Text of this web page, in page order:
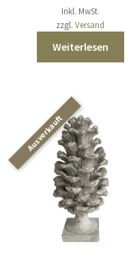
Riviera Maison
Vertrag widerrufen
Inkl. MwSt.
zzgl.Versand
Weiterlesen